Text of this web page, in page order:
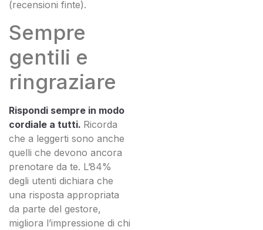
(recensioni finte).
Sempre
gentili e
ringraziare
Rispondi sempre in modo
cordiale a tutti. Ricorda
che a leggerti sono anche
quelli che devono ancora
prenotare da te. L’84%
degli utenti dichiara che
una risposta appropriata
da parte del gestore,
migliora l’impressione di chi